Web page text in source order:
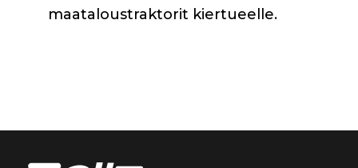
maataloustraktorit kiertueelle.